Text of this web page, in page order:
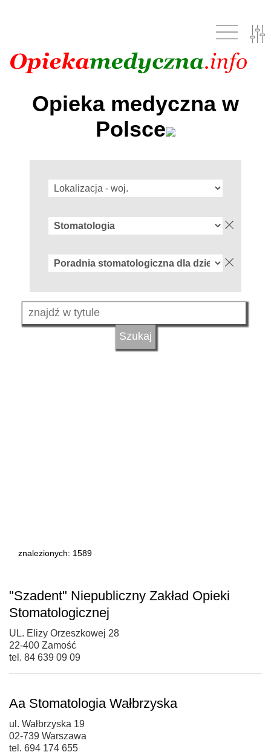
Opieka medyczna w
Polsce
znalezionych: 1589
"Szadent" Niepubliczny Zakład Opieki
Stomatologicznej
UL. Elizy Orzeszkowej 28
22-400 Zamość
tel. 84 639 09 09
Aa Stomatologia Wałbrzyska
ul. Wałbrzyska 19
02-739 Warszawa
tel. 694 174 655